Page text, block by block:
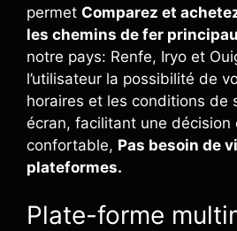
permet Comparez et
les chemins de fer
notre pays: Renfe, Iryo et
l’utilisateur la possibilité de
horaires et les conditions de
écran, facilitant une décision
confortable, Pas besoin de
plateformes.
Plate-forme